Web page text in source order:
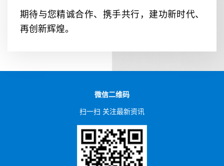
期待与您精诚合作、携手共行，建功新时代、
再创新辉煌。
微信二维码
扫一扫 关注最新资讯